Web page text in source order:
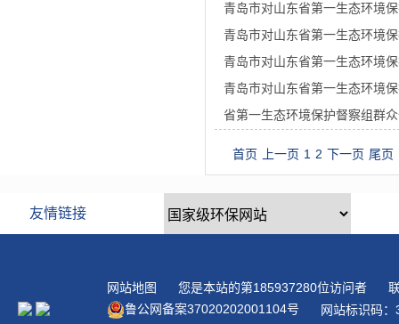
青岛市对山东省第一生态环境
青岛市对山东省第一生态环境
青岛市对山东省第一生态环境
青岛市对山东省第一生态环境
省第一生态环境保护督察组群
首页 上一页 1 2 下一页 尾页
友情链接
网站地图 您是本站的第185937280位访问者
鲁公网备案37020202001104号
网站标识码